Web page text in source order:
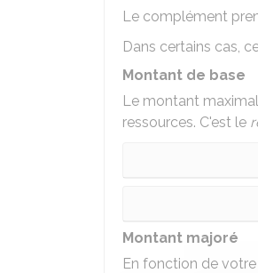
Le complément
Dans certains cas,
Montant de base
Le montant
ressources. C'est le
Montant majoré
En fonction de